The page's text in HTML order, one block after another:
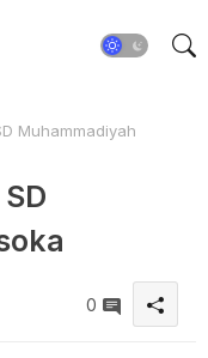
Muhammadiyah
0